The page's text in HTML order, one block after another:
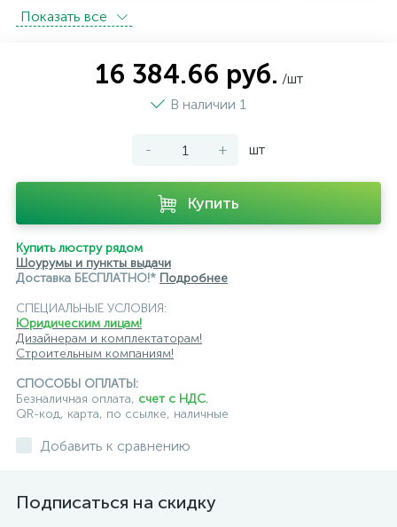
Показать всe
16 384.66 руб. /шт
В наличии 1
- + шт
Купить
Купить люстру рядом
Шоурумы и пункты выдачи
Доставка БЕСПЛАТНО!* Подробнее
СПЕЦИАЛЬНЫЕ УСЛОВИЯ:
Юридическим лицам!
Дизайнерам и комплектаторам!
Строительным компаниям!
СПОСОБЫ ОПЛАТЫ:
Безналичная оплата, счет с НДС,
QR-код, карта, по ссылке, наличные
Добавить к сравнению
Подписаться на скидку